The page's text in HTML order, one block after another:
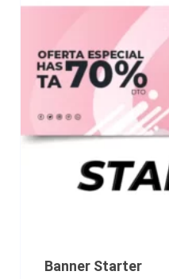
Banner Starter